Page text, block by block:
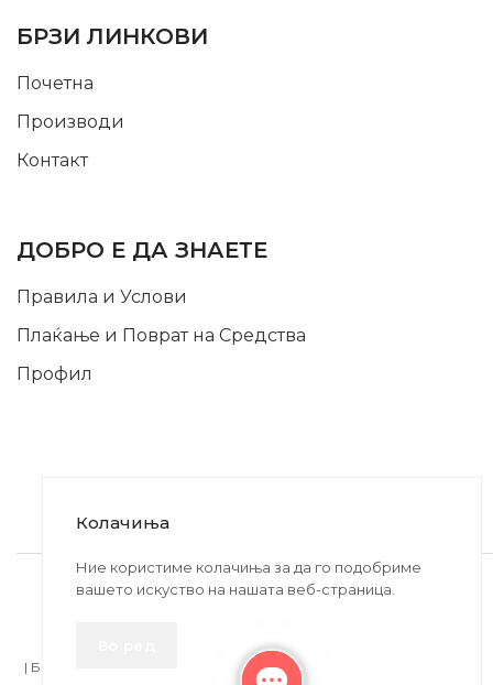
БРЗИ ЛИНКОВИ
Почетна
Производи
Контакт
ДОБРО Е ДА ЗНАЕТЕ
Правила и Услови
Плаќање и Поврат на Средства
Профил
2020-2024 © MB DISKONT. Изработено од
БРАМИТ ДООЕЛ
| БРАЌА МИНКОВИ 57, 2400 СТРУМИЦА | ДПТУ
Колачиња
Ние користиме колачиња за да го подобриме
вашето искуство на нашата веб-страница.